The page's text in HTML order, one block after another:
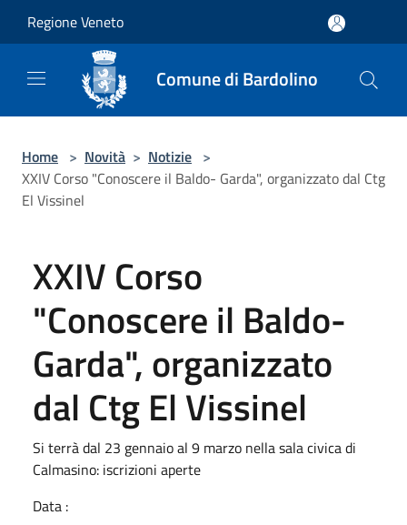
Regione Veneto
Comune di Bardolino
Home > Novità > Notizie >
XXIV Corso "Conoscere il Baldo- Garda", organizzato dal Ctg
El Vissinel
XXIV Corso
"Conoscere il Baldo-
Garda", organizzato
dal Ctg El Vissinel
Si terrà dal 23 gennaio al 9 marzo nella sala civica di
Calmasino: iscrizioni aperte
Data :